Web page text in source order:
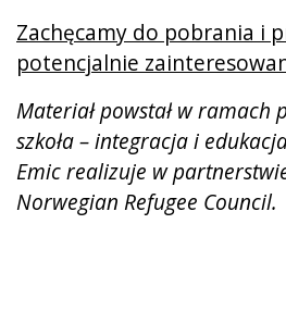
Zachęcamy do pobrania i
potencjalnie
Materiał powstał w ramach
szkoła – integracja i
Emic realizuje w
Norwegian Refugee Council.